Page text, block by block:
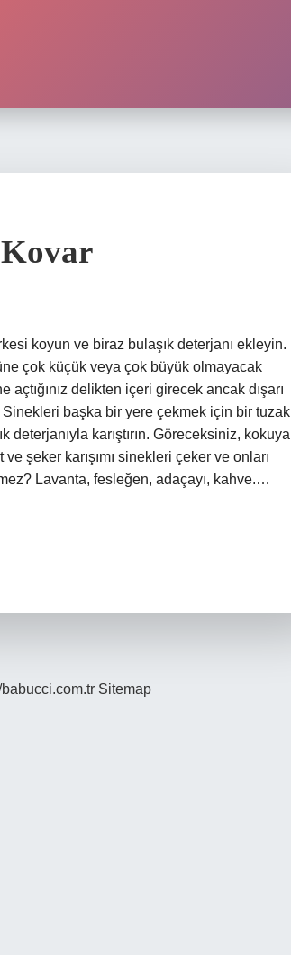
koyun ve biraz bulaşık deterjanı ekleyin.
çok küçük veya çok büyük olmayacak
delikten içeri girecek ancak dışarı
başka bir yere çekmek için bir tuzak
karıştırın. Göreceksiniz, kokuya
şeker karışımı sinekleri çeker ve onları
Lavanta, fesleğen, adaçayı, kahve.…
babucci.com.tr Sitemap